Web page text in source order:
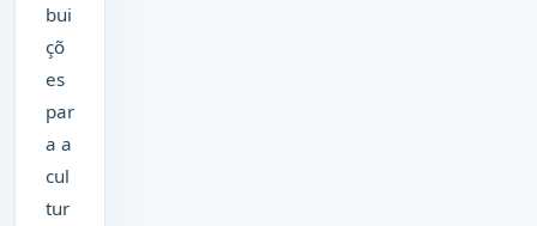
bui
çõ
es
par
a a
cul
tur